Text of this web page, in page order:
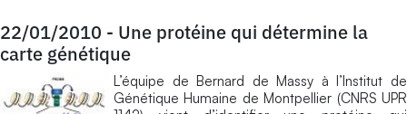
22/01/2010 - Une protéine qui détermine la
carte génétique
L’équipe de Bernard de Massy à l’Institut de
Génétique Humaine de Montpellier (CNRS UPR